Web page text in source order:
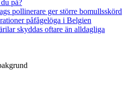
på?
pollinerare ger större bomullsskörd
påfågelöga i Belgien
skyddas oftare än alldagliga